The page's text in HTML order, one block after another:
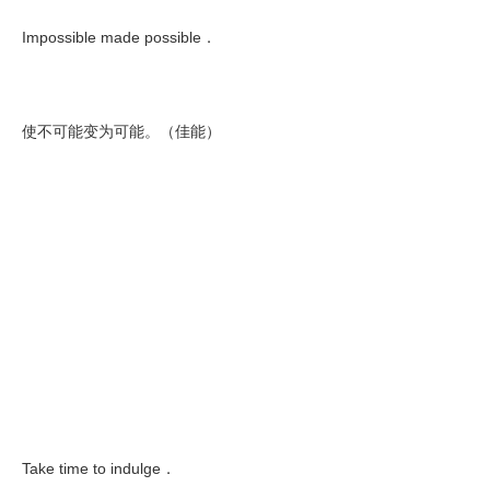
Impossible made possible．
使不可能变为可能。（佳能）
Take time to indulge．